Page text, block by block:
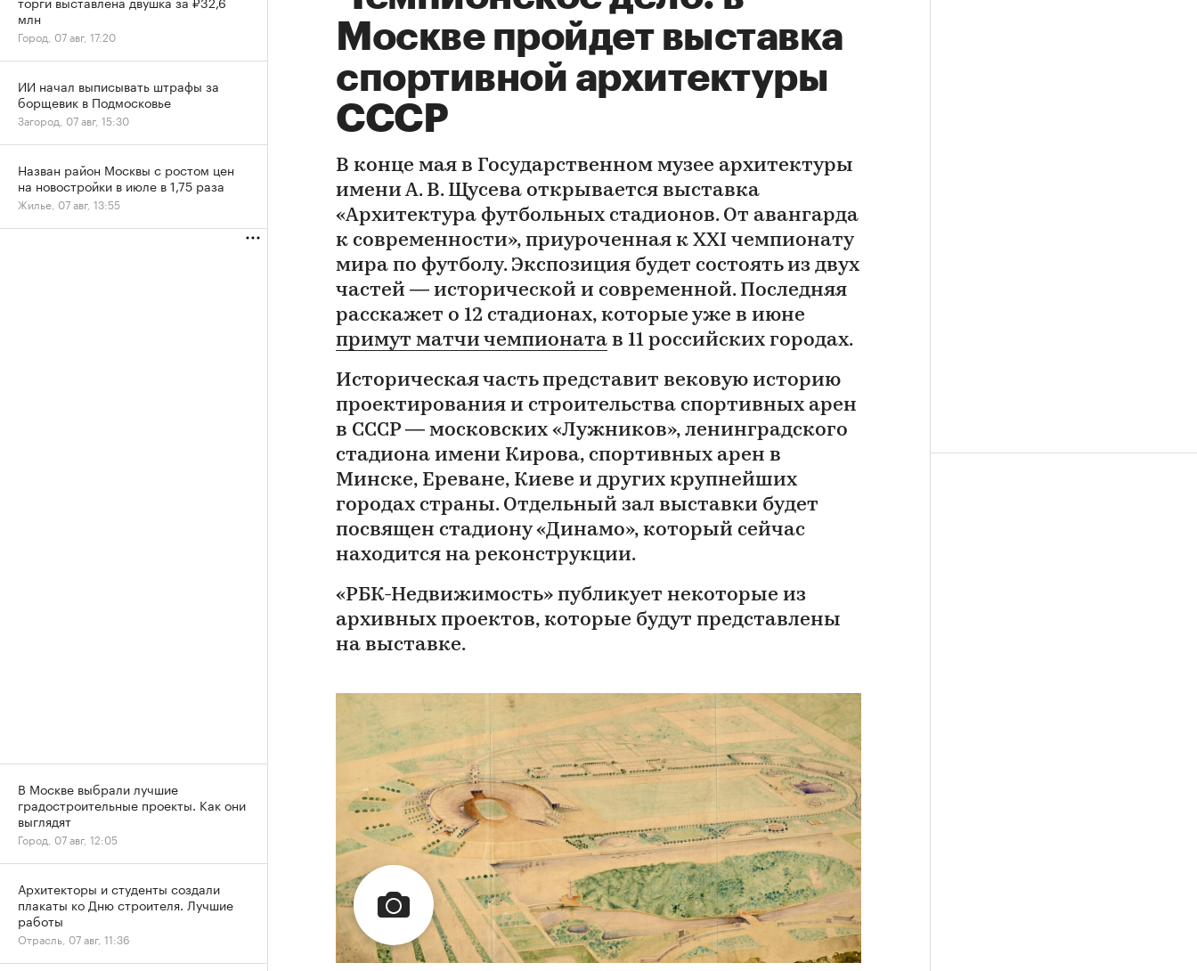
Москве пройдет выставка
спортивной архитектуры
СССР
В конце мая в Государственном музее архитектуры
имени А. В. Щусева открывается выставка
«Архитектура футбольных стадионов. От авангарда
к современности», приуроченная к XXI чемпионату
мира по футболу. Экспозиция будет состоять из двух
частей — исторической и современной. Последняя
расскажет о 12 стадионах, которые уже в июне
примут матчи чемпионата в 11 российских городах.
Историческая часть представит вековую историю
проектирования и строительства спортивных арен
в СССР — московских «Лужников», ленинградского
стадиона имени Кирова, спортивных арен в
Минске, Ереване, Киеве и других крупнейших
городах страны. Отдельный зал выставки будет
посвящен стадиону «Динамо», который сейчас
находится на реконструкции.
«РБК-Недвижимость» публикует некоторые из
архивных проектов, которые будут представлены
на выставке.
млн
Город, 07 авг, 17:20
ИИ начал выписывать штрафы за
борщевик в Подмосковье
Загород, 07 авг, 15:30
Назван район Москвы с ростом цен
на новостройки в июле в 1,75 раза
Жилье, 07 авг, 13:55
В Москве выбрали лучшие
градостроительные проекты. Как они
выглядят
Город, 07 авг, 12:05
Архитекторы и студенты создали
плакаты ко Дню строителя. Лучшие
работы
Отрасль, 07 авг, 11:36